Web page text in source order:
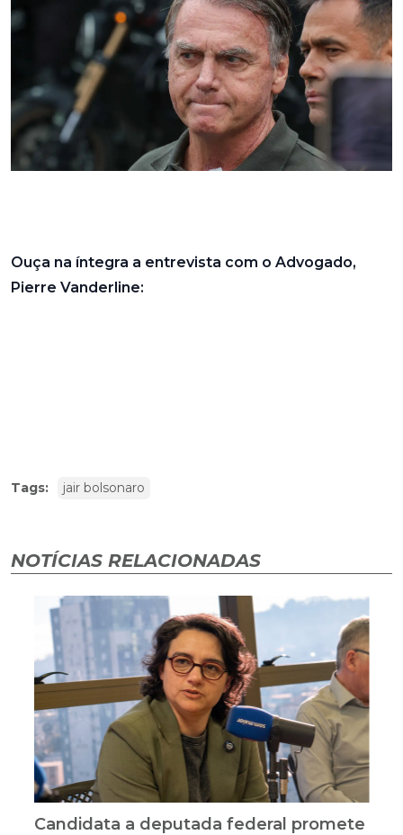
Ouça na íntegra a entrevista com o Advogado,
Pierre Vanderline:
Tags: jair bolsonaro
NOTÍCIAS RELACIONADAS
Candidata a deputada federal promete